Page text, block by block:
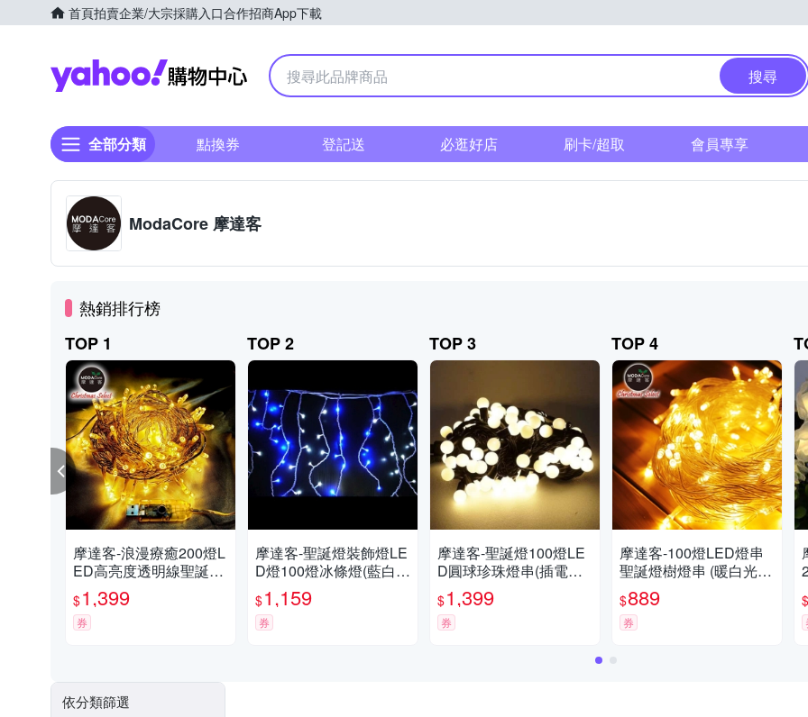
首頁拍賣企業/大宗採購入口合作招商App下載
Yahoo購物中心
搜尋
全部分類 點換券 登記送 必逛好店 刷卡/超取 會員專享
ModaCore 摩達客
熱銷排行榜
TOP 1
摩達客-浪漫療癒200燈L
ED高亮度透明線聖誕燈
樹燈串-暖白光(附USB插
頭+控制器)
$1,399
券
TOP 2
摩達客-聖誕燈裝飾燈LE
D燈100燈冰條燈(藍白
光)(附控制器跳機) 本島
免運費
$1,159
券
TOP 3
摩達客-聖誕燈100燈LE
D圓球珍珠燈串(插電式/
暖白光黑線/ 附控制器跳
機)(高亮度又省電)
$1,399
券
TOP 4
摩達客-100燈LED燈串
聖誕燈樹燈串 (暖白光透
明線)(附IC控制器)高亮
度省電
$889
券
$
依分類篩選